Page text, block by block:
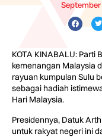
September
KOTA KINABALU: Parti
kemenangan Malaysia
rayuan kumpulan Sulu
sebagai hadiah
Hari Malaysia.
Presidennya, Datuk
untuk rakyat negeri ini